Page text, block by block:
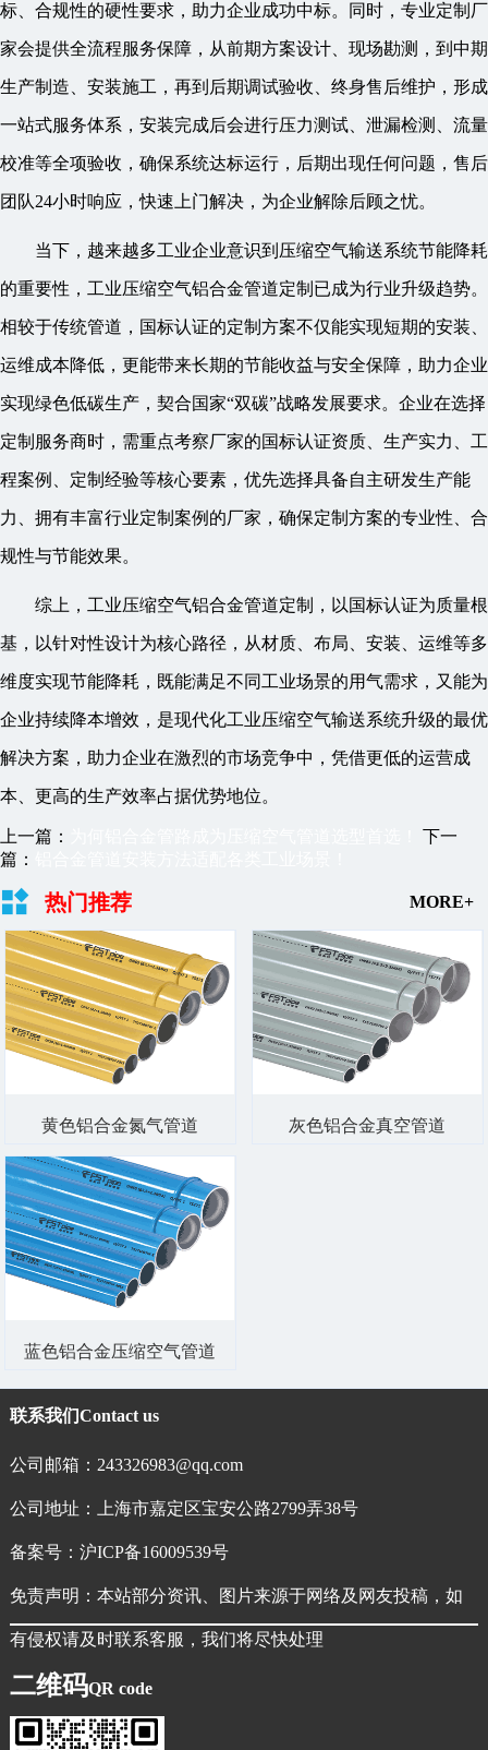
标、合规性的硬性要求，助力企业成功中标。同时，专业定制厂
家会提供全流程服务保障，从前期方案设计、现场勘测，到中期
生产制造、安装施工，再到后期调试验收、终身售后维护，形成
一站式服务体系，安装完成后会进行压力测试、泄漏检测、流量
校准等全项验收，确保系统达标运行，后期出现任何问题，售后
团队24小时响应，快速上门解决，为企业解除后顾之忧。
当下，越来越多工业企业意识到压缩空气输送系统节能降耗
的重要性，工业压缩空气铝合金管道定制已成为行业升级趋势。
相较于传统管道，国标认证的定制方案不仅能实现短期的安装、
运维成本降低，更能带来长期的节能收益与安全保障，助力企业
实现绿色低碳生产，契合国家“双碳”战略发展要求。企业在选择
定制服务商时，需重点考察厂家的国标认证资质、生产实力、工
程案例、定制经验等核心要素，优先选择具备自主研发生产能
力、拥有丰富行业定制案例的厂家，确保定制方案的专业性、合
规性与节能效果。
综上，工业压缩空气铝合金管道定制，以国标认证为质量根
基，以针对性设计为核心路径，从材质、布局、安装、运维等多
维度实现节能降耗，既能满足不同工业场景的用气需求，又能为
企业持续降本增效，是现代化工业压缩空气输送系统升级的最优
解决方案，助力企业在激烈的市场竞争中，凭借更低的运营成
本、更高的生产效率占据优势地位。
上一篇：
下一
篇：
热门推荐 MORE+
黄色铝合金氮气管道 灰色铝合金真空管道
蓝色铝合金压缩空气管道
联系我们Contact us
公司邮箱：243326983@qq.com
公司地址：上海市嘉定区宝安公路2799弄38号
备案号： 沪ICP备16009539号
免责声明：本站部分资讯、图片来源于网络及网友投稿，如
有侵权请及时联系客服，我们将尽快处理
二维码QR code